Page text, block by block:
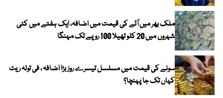
ملک بھر میں آٹے کی قیمت میں اضافہ، ایک ہفتے میں کئی
شہروں میں 20 کلو تھیلا 100 روپے تک مہنگا
سونے کی قیمت میں مسلسل تیسرے روز بڑا اضافہ ، فی تولہ ریٹ
کہاں تک جا پہنچا؟